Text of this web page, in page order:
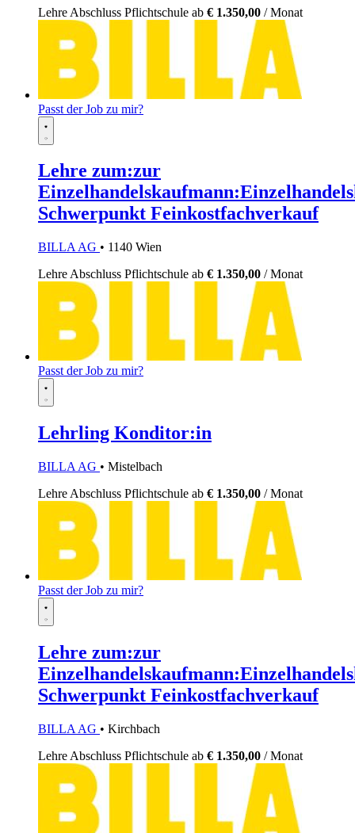
Lehre Abschluss Pflichtschule ab € 1.350,00 / Monat
Passt der Job zu mir?
Lehre zum:zur
Schwerpunkt Feinkostfachverkauf
BILLA AG • 1140 Wien
Lehre Abschluss Pflichtschule ab € 1.350,00 / Monat
Passt der Job zu mir?
Lehrling Konditor:in
BILLA AG • Mistelbach
Lehre Abschluss Pflichtschule ab € 1.350,00 / Monat
Passt der Job zu mir?
Lehre zum:zur
Schwerpunkt Feinkostfachverkauf
BILLA AG • Kirchbach
Lehre Abschluss Pflichtschule ab € 1.350,00 / Monat